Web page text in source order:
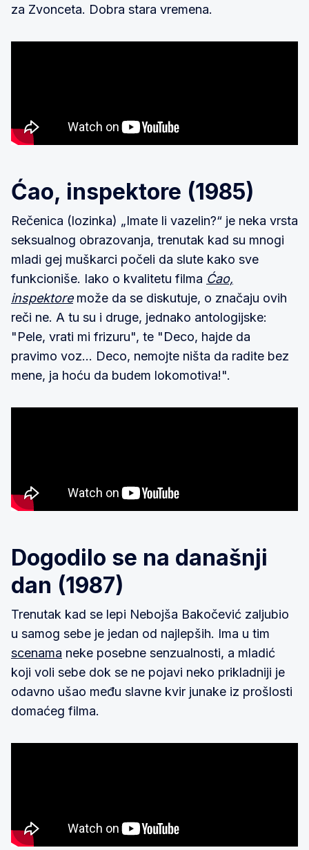
za Zvonceta. Dobra stara vremena.
Ćao, inspektore (1985)
Rečenica (lozinka) „Imate li vazelin?“ je neka vrsta
seksualnog obrazovanja, trenutak kad su mnogi
mladi gej muškarci počeli da slute kako sve
funkcioniše. Iako o kvalitetu filma Ćao,
inspektoremože da se diskutuje, o značaju ovih
reči ne. A tu su i druge, jednako antologijske:
"Pele, vrati mi frizuru", te "Deco, hajde da
pravimo voz... Deco, nemojte ništa da radite bez
mene, ja hoću da budem lokomotiva!".
Dogodilo se na današnji
dan (1987)
Trenutak kad se lepi Nebojša Bakočević zaljubio
u samog sebe je jedan od najlepših. Ima u tim
scenama neke posebne senzualnosti, a mladić
koji voli sebe dok se ne pojavi neko prikladniji je
odavno ušao među slavne kvir junake iz prošlosti
domaćeg filma.